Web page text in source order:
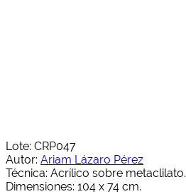
Lote: CRP047
Autor: Ariam Lázaro Pérez
Técnica: Acrílico sobre metaclilato.
Dimensiones: 104 x 74 cm.